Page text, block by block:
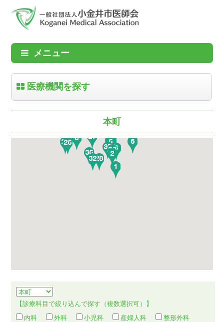
メニュー
医療機関を探す
本町
【診療科目で絞り込んで探す（複数選択可）】
内科
外科 小児科 産婦人科 整形外科